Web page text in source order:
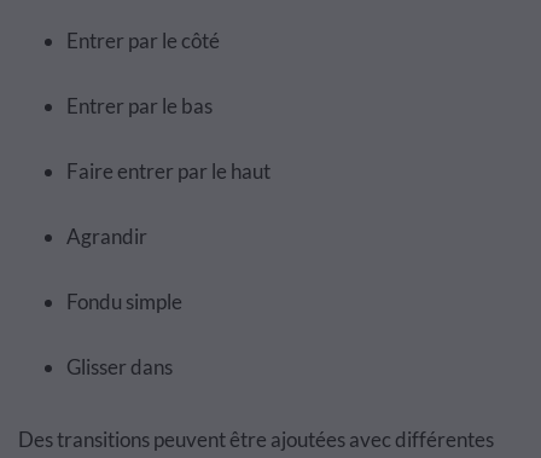
Entrer par le côté
Entrer par le bas
Faire entrer par le haut
Agrandir
Fondu simple
Glisser dans
Des transitions peuvent être ajoutées avec différentes